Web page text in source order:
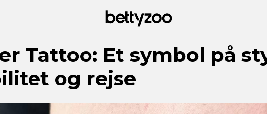
Tattoo: Et symbol på
og rejse